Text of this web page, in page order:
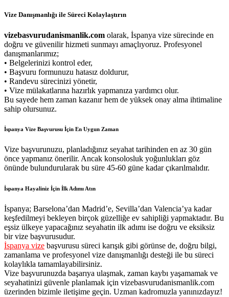
Vize Danışmanlığı ile Süreci Kolaylaştırın
vizebasvurudanismanlik.com olarak, İspanya vize sürecinde en
doğru ve güvenilir hizmeti sunmayı amaçlıyoruz. Profesyonel
danışmanlarımız;
• Belgelerinizi kontrol eder,
• Başvuru formunuzu hatasız doldurur,
• Randevu sürecinizi yönetir,
• Vize mülakatlarına hazırlık yapmanıza yardımcı olur.
Bu sayede hem zaman kazanır hem de yüksek onay alma ihtimaline
sahip olursunuz.
İspanya Vize Başvurusu İçin En Uygun Zaman
Vize başvurunuzu, planladığınız seyahat tarihinden en az 30 gün
önce yapmanız önerilir. Ancak konsolosluk yoğunlukları göz
önünde bulundurularak bu süre 45-60 güne kadar çıkarılmalıdır.
İspanya Hayaliniz İçin İlk Adımı Atın
İspanya; Barselona’dan Madrid’e, Sevilla’dan Valencia’ya kadar
keşfedilmeyi bekleyen birçok güzelliğe ev sahipliği yapmaktadır. Bu
eşsiz ülkeye yapacağınız seyahatin ilk adımı ise doğru ve eksiksiz
bir vize başvurusudur.
İspanya vize başvurusu süreci karışık gibi görünse de, doğru bilgi,
zamanlama ve profesyonel vize danışmanlığı desteği ile bu süreci
kolaylıkla tamamlayabilirsiniz.
Vize başvurunuzda başarıya ulaşmak, zaman kaybı yaşamamak ve
seyahatinizi güvenle planlamak için vizebasvurudanismanlik.com
üzerinden bizimle iletişime geçin. Uzman kadromuzla yanınızdayız!